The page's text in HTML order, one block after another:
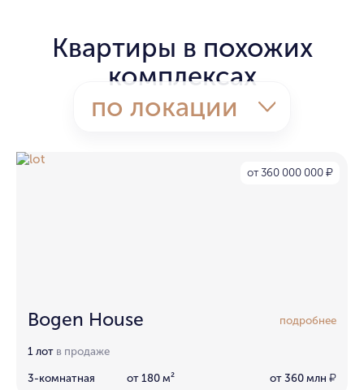
Квартиры в похожих
комплексах
по локации
от 360 000 000 ₽
Bogen House подробнее
1 лот в продаже
3-комнатная от 180 м² от 360 млн ₽